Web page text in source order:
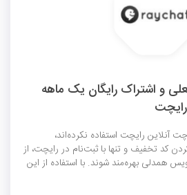
و اشتراک رایگان یک ماهه
چت آنلاین رایچت استفاده نکرده‌اند،
کد تخفیف و تنها با ثبت‌نام در رایچت، از
همدلی بهره‌مند شوند. با استفاده از این